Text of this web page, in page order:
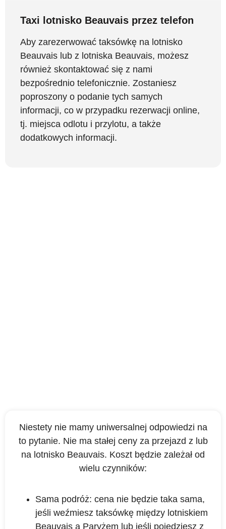
Taxi lotnisko Beauvais przez telefon
Aby zarezerwować taksówkę na lotnisko
Beauvais lub z lotniska Beauvais, możesz
również skontaktować się z nami
bezpośrednio telefonicznie. Zostaniesz
poproszony o podanie tych samych
informacji, co w przypadku rezerwacji online,
tj. miejsca odlotu i przylotu, a także
dodatkowych informacji.
Niestety nie mamy uniwersalnej odpowiedzi na
to pytanie. Nie ma stałej ceny za przejazd z lub
na lotnisko Beauvais. Koszt będzie zależał od
wielu czynników:
Sama podróż: cena nie będzie taka sama,
jeśli weźmiesz taksówkę między lotniskiem
Beauvais a Paryżem lub jeśli pojedziesz z